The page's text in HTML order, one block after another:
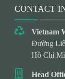
CONTACT
Vietnam
Đường
Hồ Chí
Head